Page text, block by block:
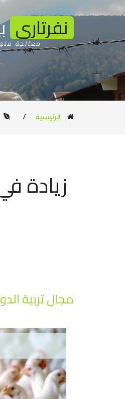
نفرتارى
معالجة
الرئيسية /
زيادة
مجال تربية